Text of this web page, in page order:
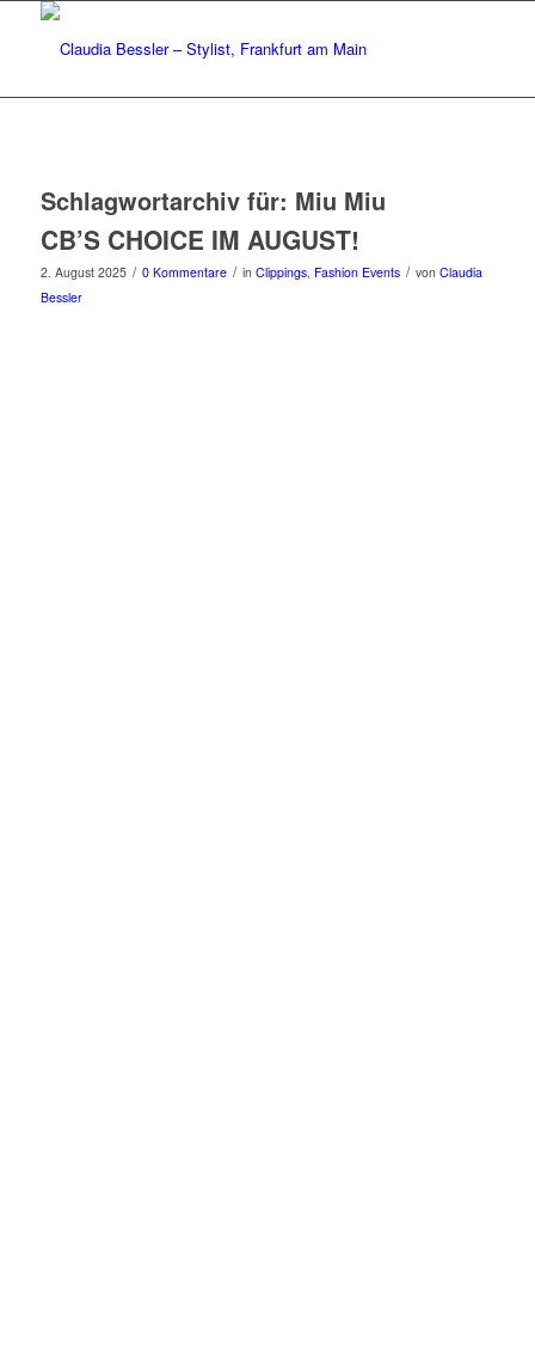
Schlagwortarchiv für: Miu Miu
CB’S CHOICE IM AUGUST!
2. August 2025 / 0 Kommentare / in Clippings, Fashion Events / von Claudia
Bessler